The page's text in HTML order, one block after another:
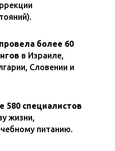
провела более 60
в Израиле,
Словении и
580 специалистов
жизни,
питанию.